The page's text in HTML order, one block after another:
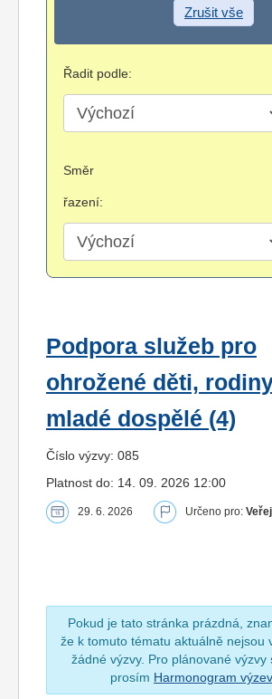
Zrušit vše
Řadit podle:
Směr
řazení:
Podpora služeb pro
ohrožené děti,
mladé dospělé (4)
Číslo výzvy: 085
Platnost do: 14. 09. 2026 12:00
29. 6. 2026 Určeno pro:
Pokud je tato stránka prázdná,
že k tomuto tématu aktuálně nejsou
žádné výzvy. Pro plánované výzvy
prosím Harmonogram výzev